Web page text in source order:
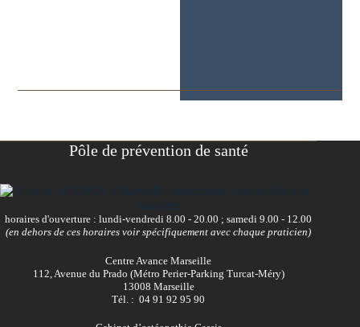
Pôle de prévention de santé
horaires d'ouverture : lundi-vendredi 8.00 - 20.00 ; samedi 9.00 - 12.00
(en dehors de ces horaires voir spécifiquement avec chaque praticien)
Centre Avance Marseille
112, Avenue du Prado (Métro Perier-Parking Turcat-Méry)
13008 Marseille
Tél. : 04 91 92 95 90